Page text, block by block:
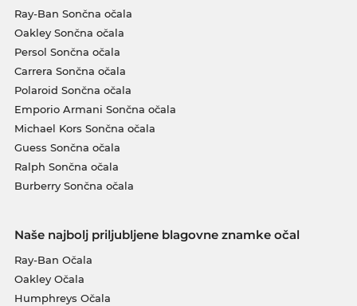
Ray-Ban Sončna očala
Oakley Sončna očala
Persol Sončna očala
Carrera Sončna očala
Polaroid Sončna očala
Emporio Armani Sončna očala
Michael Kors Sončna očala
Guess Sončna očala
Ralph Sončna očala
Burberry Sončna očala
Naše najbolj priljubljene blagovne znamke očal
Ray-Ban Očala
Oakley Očala
Humphreys Očala